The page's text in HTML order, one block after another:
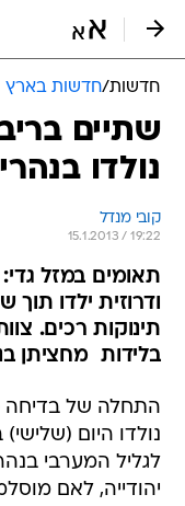
חדשות/חדשות בארץ
נולדו
קובי מנדל
15.1.2013 / 19:22
תאומים במזל גדי:
ודרוזית ילדו
תינוקות רכים.
בלידות  מחציתן
התחלה של
נולדו היום
לגליל המערבי
יהודייה, לאם